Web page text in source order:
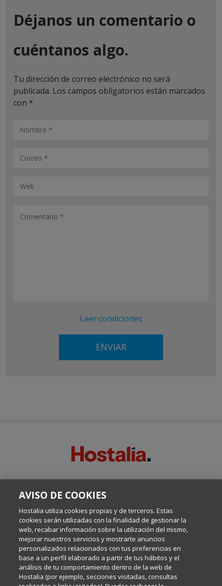
Déjanos un comentario o
cuéntanos algo.
Tu dirección de correo electrónico no será
publicada. Los campos obligatorios están marcados
con *
Leer condiciones
Escrito por el equipo de Comunicación de Hostalia, dirigido por
Internet y Tecnología.
Política de privacidad
Política de cookies
AVISO DE COOKIES
Hostalia utiliza cookies propias y de terceros. Estas
cookies serán utilizadas con la finalidad de gestionar la
web, recabar información sobre la utilización del mismo,
mejorar nuestros servicios y mostrarte anuncios
personalizados relacionados con tus preferencias en
base a un perfil elaborado a partir de tus hábitos y el
análisis de tu comportamiento dentro de la web de
Hostalia (por ejemplo, secciones visitadas, consultas